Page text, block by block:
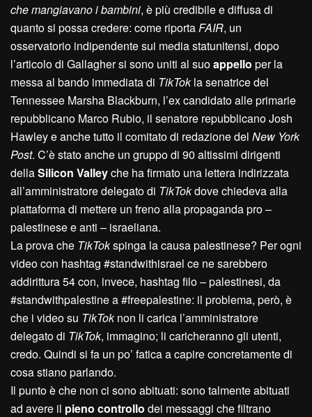
che mangiavano i bambini, è più credibile e diffusa di
quanto si possa credere: come riportaFAIR, un
osservatorio indipendente sui media statunitensi, dopo
l’articolo di Gallagher si sono uniti al suoappello per la
messa al bando immediata di TikTokla senatrice del
Tennessee Marsha Blackburn, l’ex candidato alle primarie
repubblicano Marco Rubio, il senatore repubblicano Josh
Hawley e anche tutto il comitato di redazione del New York
Post. C’è stato anche un gruppo di 90 altissimi dirigenti
dellaSilicon Valleyche ha firmato una lettera indirizzata
all’amministratore delegato di TikTokdove chiedeva alla
piattaforma di mettere un freno alla propaganda pro –
palestinese e anti – israeliana.
La prova che TikTokspinga la causa palestinese? Per ogni
video con hashtag #standwithisrael ce ne sarebbero
addirittura 54 con, invece, hashtag filo – palestinesi, da
#standwithpalestine a #freepalestine: il problema, però, è
che i video su TikToknon li carica l’amministratore
delegato di TikTok, immagino; li caricheranno gli utenti,
credo. Quindi si fa un po’ fatica a capire concretamente di
cosa stiano parlando.
Il punto è che non ci sono abituati: sono talmente abituati
ad avere il pieno controllo dei messaggi che filtrano